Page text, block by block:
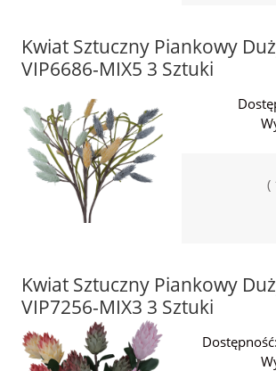
Kwiat Sztuczny Piankowy
VIP6686-MIX5 3 Sztuki
(
Kwiat Sztuczny Piankowy
VIP7256-MIX3 3 Sztuki
Dostępność: